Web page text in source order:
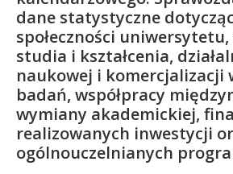
dane statystyczne
społeczności
studia i kształcenia,
naukowej i komercjalizacji
badań, współpracy
wymiany akademickiej,
realizowanych inwestycji
ogólnouczelnianych